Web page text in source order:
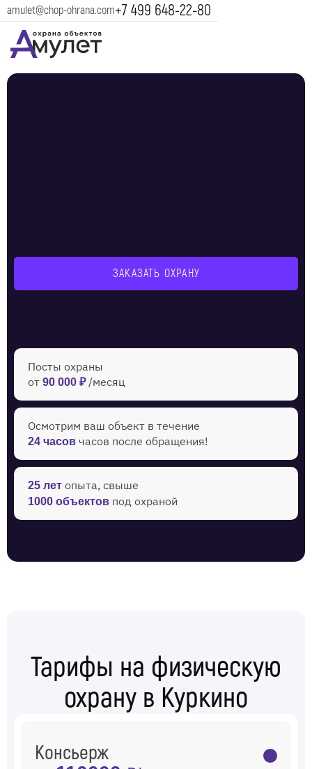
amulet@chop-ohrana.com+7 499 648-22-80
ЗАКАЗАТЬ ОХРАНУ
Посты охраны
от 90 000 ₽/месяц
Осмотрим ваш объект в течение ‍
24 часов часов после обращения!
25 лет опыта, свыше
1000 объектов под охраной
Тарифы на физическую
охрану в Куркино
Консьерж